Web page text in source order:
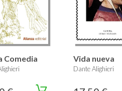
Comedia Vida nueva
Dante Alighieri